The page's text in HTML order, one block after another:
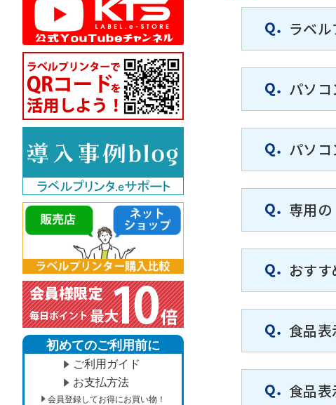
初めてのご利用前に
ご利用ガイド
お支払方法
会員登録してお得にお買い物！
ラベ
パソ
パソ
専用
おす
食品表
食品